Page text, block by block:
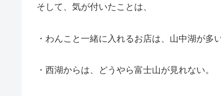
そして、気が付いたことは、
・わんこと一緒に入れるお店は、山中湖が多い
・西湖からは、どうやら富士山が見れない。